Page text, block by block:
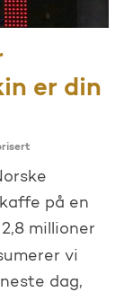
er din
på en
millioner
vi
dag,